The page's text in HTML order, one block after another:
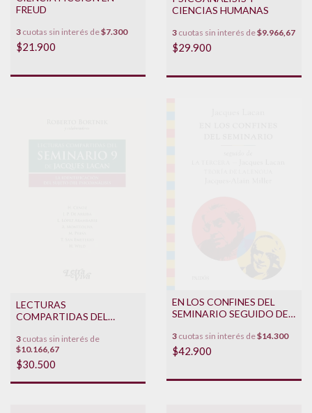
FREUD
3 cuotas sin interés de$7.300
$21.900
CIENCIAS HUMANAS
3 cuotas sin interés de$9.966,67
$29.900
LECTURAS
COMPARTIDAS DEL
LACAN
3 cuotas sin interés de
$10.166,67
$30.500
EN LOS CONFINES DEL
SEMINARIO SEGUIDO DE
3 cuotas sin interés de$14.300
$42.900